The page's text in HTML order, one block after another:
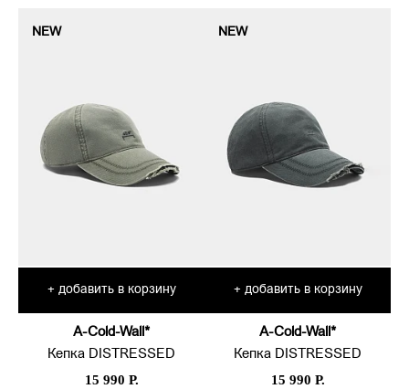
NEW
+ добавить в корзину
A-Cold-Wall*
Кепка DISTRESSED
15 990 Р.
NEW
+ добавить в корзину
A-Cold-Wall*
Кепка DISTRESSED
15 990 Р.